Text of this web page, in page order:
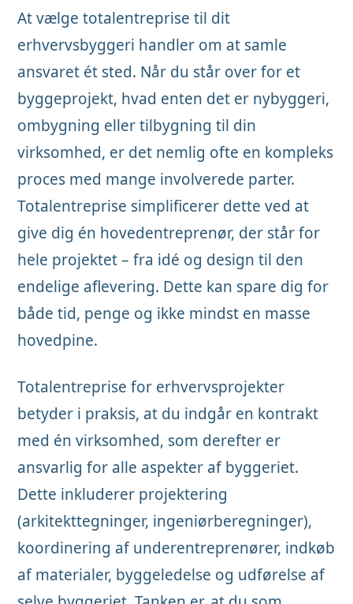
At vælge totalentreprise til dit
erhvervsbyggeri handler om at samle
ansvaret ét sted. Når du står over for et
byggeprojekt, hvad enten det er nybyggeri,
ombygning eller tilbygning til din
virksomhed, er det nemlig ofte en kompleks
proces med mange involverede parter.
Totalentreprise simplificerer dette ved at
give dig én hovedentreprenør, der står for
hele projektet – fra idé og design til den
endelige aflevering. Dette kan spare dig for
både tid, penge og ikke mindst en masse
hovedpine.
Totalentreprise for erhvervsprojekter
betyder i praksis, at du indgår en kontrakt
med én virksomhed, som derefter er
ansvarlig for alle aspekter af byggeriet.
Dette inkluderer projektering
(arkitekttegninger, ingeniørberegninger),
koordinering af underentreprenører, indkøb
af materialer, byggeledelse og udførelse af